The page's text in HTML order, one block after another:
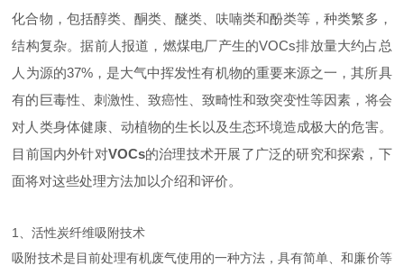
化合物，包括醇类、酮类、醚类、呋喃类和酚类等，种类繁多，
结构复杂。据前人报道，燃煤电厂产生的VOCs排放量大约占总
人为源的37%，是大气中挥发性有机物的重要来源之一，其所具
有的巨毒性、刺激性、致癌性、致畸性和致突变性等因素，将会
对人类身体健康、动植物的生长以及生态环境造成极大的危害。
目前国内外针对VOCs的治理技术开展了广泛的研究和探索，下
面将对这些处理方法加以介绍和评价。
1、活性炭纤维吸附技术
吸附技术是目前处理有机废气使用的一种方法，具有简单、和廉价等